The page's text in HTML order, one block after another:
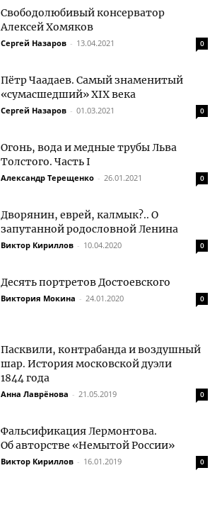
Свободолюбивый консерватор
Алексей Хомяков
Сергей Назаров - 13.04.2021 0
Пётр Чаадаев. Самый знаменитый
«сумасшедший» XIX века
Сергей Назаров - 01.03.2021 0
Огонь, вода и медные трубы Льва
Толстого. Часть I
Александр Терещенко - 26.01.2021 0
Дворянин, еврей, калмык?.. О
запутанной родословной Ленина
Виктор Кириллов - 10.04.2020 0
Десять портретов Достоевского
Виктория Мокина - 24.01.2020 0
Пасквили, контрабанда и воздушный
шар. История московской дуэли
1844 года
Анна Лаврёнова - 21.05.2019 0
Фальсификация Лермонтова.
Об авторстве «Немытой России»
Виктор Кириллов - 16.01.2019 0